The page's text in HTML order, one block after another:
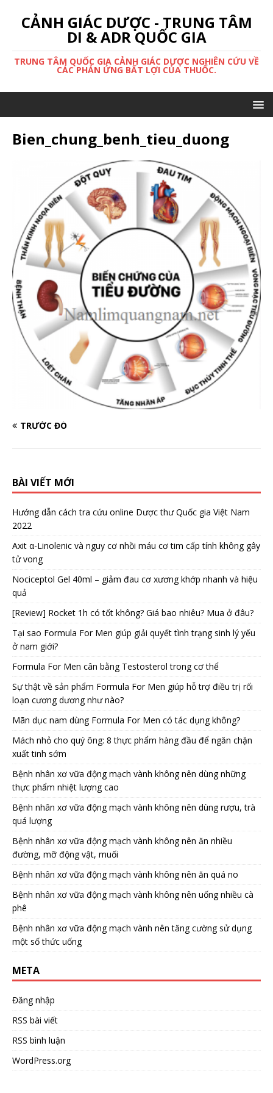
CẢNH GIÁC DƯỢC - TRUNG TÂM
DI & ADR QUỐC GIA
TRUNG TÂM QUỐC GIA CẢNH GIÁC DƯỢC NGHIÊN CỨU VỀ
CÁC PHẢN ỨNG BẤT LỢI CỦA THUỐC.
Bien_chung_benh_tieu_duong
TRƯỚC ĐÓ
BÀI VIẾT MỚI
Hướng dẫn cách tra cứu online Dược thư Quốc gia Việt Nam
2022
Axit α-Linolenic và nguy cơ nhồi máu cơ tim cấp tính không gây
tử vong
Nociceptol Gel 40ml – giảm đau cơ xương khớp nhanh và hiệu
quả
[Review] Rocket 1h có tốt không? Giá bao nhiêu? Mua ở đâu?
Tại sao Formula For Men giúp giải quyết tình trạng sinh lý yếu
ở nam giới?
Formula For Men cân bằng Testosterol trong cơ thể
Sự thật về sản phẩm Formula For Men giúp hỗ trợ điều trị rối
loạn cương dương như nào?
Mãn dục nam dùng Formula For Men có tác dụng không?
Mách nhỏ cho quý ông: 8 thực phẩm hàng đầu để ngăn chặn
xuất tinh sớm
Bệnh nhân xơ vữa động mạch vành không nên dùng những
thực phẩm nhiệt lượng cao
Bệnh nhân xơ vữa động mạch vành không nên dùng rượu, trà
quá lượng
Bệnh nhân xơ vữa động mạch vành không nên ăn nhiều
đường, mỡ động vật, muối
Bệnh nhân xơ vữa động mạch vành không nên ăn quá no
Bệnh nhân xơ vữa động mạch vành không nên uống nhiều cà
phê
Bệnh nhân xơ vữa động mạch vành nên tăng cường sử dụng
một số thức uống
META
Đăng nhập
RSS bài viết
RSS bình luận
WordPress.org